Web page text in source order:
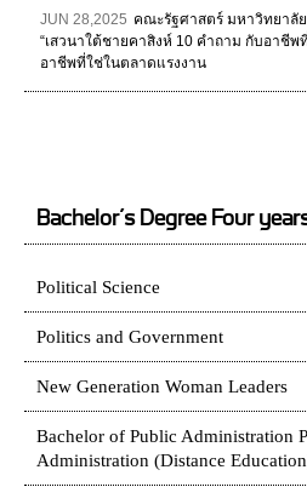
JUN 28,2025 คณะรัฐศาสตร์ มหาวิทยาลั
“เสวนาใต้ชายคาสิงห์ 10 คำถาม กับอาชีพ
อาชีพที่ใช่ในตลาดแรงงาน
Bachelor’s Degree Four
Political Science
Politics and Government
New Generation Woman Leaders
Bachelor of Public Administration
Administration (Distance